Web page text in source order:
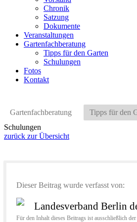
Chronik
Satzung
Dokumente
Veranstaltungen
Gartenfachberatung
Tipps für den Garten
Schulungen
Fotos
Kontakt
Gartenfachberatung Tipps für den
Schulungen
zurück zur Übersicht
Dieser Beitrag wurde verfasst von:
Landesverband Berlin
Für den Inhalt dieses Beitrags ist ausschließlich